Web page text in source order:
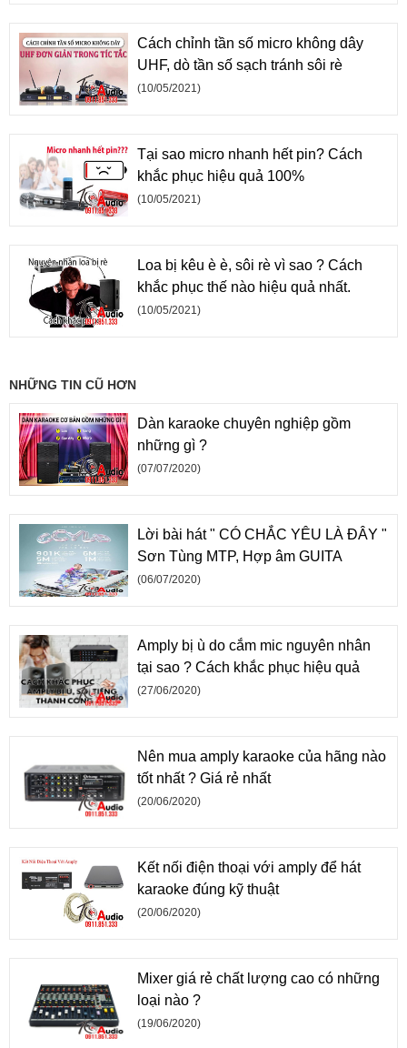
Cách chỉnh tần số micro không dây
UHF, dò tần số sạch tránh sôi rè
(10/05/2021)
Tại sao micro nhanh hết pin? Cách
khắc phục hiệu quả 100%
(10/05/2021)
Loa bị kêu è è, sôi rè vì sao ? Cách
khắc phục thế nào hiệu quả nhất.
(10/05/2021)
NHỮNG TIN CŨ HƠN
Dàn karaoke chuyên nghiệp gồm
những gì ?
(07/07/2020)
Lời bài hát " CÓ CHẮC YÊU LÀ ĐÂY "
Sơn Tùng MTP, Hợp âm GUITA
(06/07/2020)
Amply bị ù do cắm mic nguyên nhân
tại sao ? Cách khắc phục hiệu quả
(27/06/2020)
Nên mua amply karaoke của hãng nào
tốt nhất ? Giá rẻ nhất
(20/06/2020)
Kết nối điện thoại với amply để hát
karaoke đúng kỹ thuật
(20/06/2020)
Mixer giá rẻ chất lượng cao có những
loại nào ?
(19/06/2020)